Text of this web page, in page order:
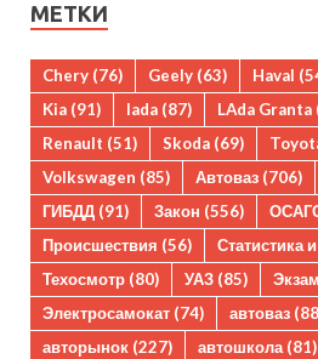
МЕТКИ
Chery (76) Geely (63) Haval
Kia (91) lada (87) LAda Granta
Renault (51) Skoda (69)
Volkswagen (85) Автоваз (706)
ГИБДД (91) Закон (556)
Происшествия (56) Статистика
Техосмотр (80) УАЗ (85)
Электросамокат (74) автоваз
авторынок (227) автошкола(81)